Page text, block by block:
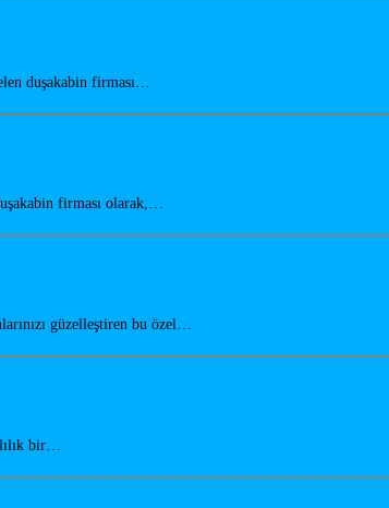
duşakabin firması…
firması olarak,…
güzelleştiren bu özel…
bir…